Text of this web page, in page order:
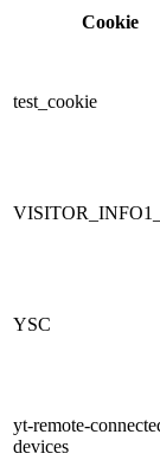
Cookie
test_cookie
YSC
yt-remote-
devices